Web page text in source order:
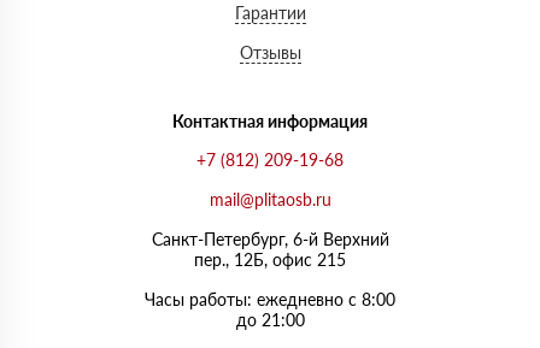
Гарантии
Отзывы
Контактная информация
+7 (812) 209-19-68
mail@plitaosb.ru
Санкт-Петербург, 6-й Верхний
пер., 12Б, офис 215
Часы работы: ежедневно с 8:00
до 21:00